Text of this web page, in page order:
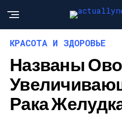
КРАСОТА И ЗДОРОВЬЕ
Названы
Рака